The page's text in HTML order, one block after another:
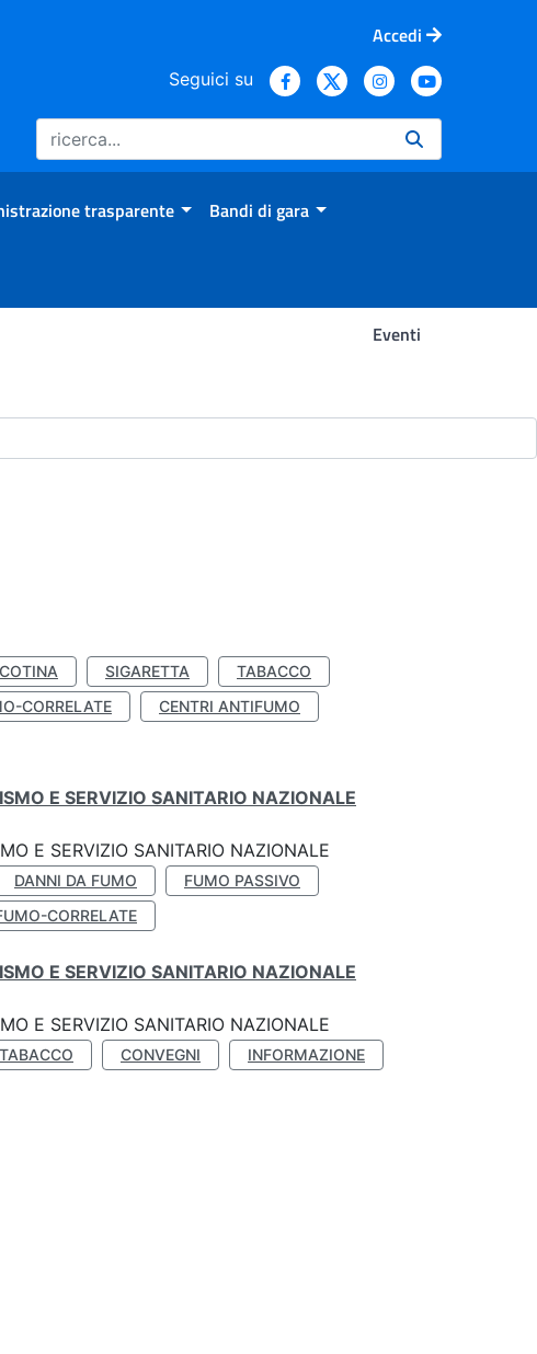
Accedi
Seguici su
trasparente Bandi di gara
Eventi
SIGARETTA
TABACCO
CORRELATE
CENTRI ANTIFUMO
E SERVIZIO SANITARIO NAZIONALE
E SERVIZIO SANITARIO NAZIONALE
DANNI DA FUMO
FUMO PASSIVO
CORRELATE
E SERVIZIO SANITARIO NAZIONALE
E SERVIZIO SANITARIO NAZIONALE
CONVEGNI
INFORMAZIONE